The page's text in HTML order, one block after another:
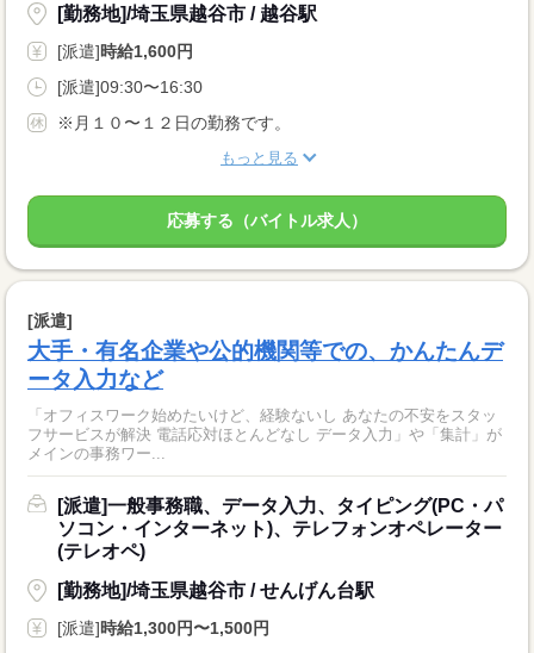
[勤務地]/埼玉県越谷市 / 越谷駅
[派遣]時給1,600円
[派遣]09:30〜16:30
※月１０〜１２日の勤務です。
もっと見る
応募する（バイトル求人）
[派遣]
大手・有名企業や公的機関等での、かんたんデ
ータ入力など
「オフィスワーク始めたいけど、経験ないし あなたの不安をスタッ
フサービスが解決 電話応対ほとんどなし データ入力」や「集計」が
メインの事務ワー...
[派遣]一般事務職、データ入力、タイピング(PC・パ
ソコン・インターネット)、テレフォンオペレーター
(テレオペ)
[勤務地]/埼玉県越谷市 / せんげん台駅
[派遣]時給1,300円〜1,500円